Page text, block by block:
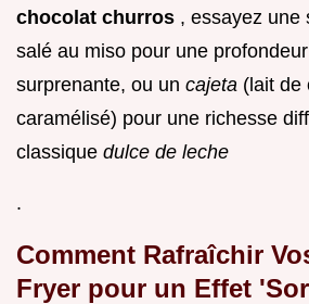
chocolat churros , essayez une
salé au miso pour une
surprenante, ou un cajeta (lait de
caramélisé) pour une richesse
classique dulce de leche
.
Comment Rafraîchir
Fryer pour un Effet